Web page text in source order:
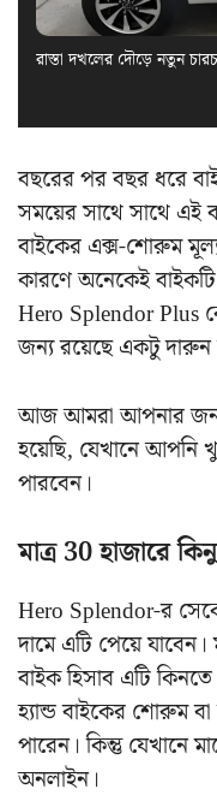
রাস্তা দখলের দৌড়ে নতুন
বছরের পর বছর ধরে
সময়ের সাথে সাথে এই
বাইকের এক্স-শোরুম
কারণে অনেকেই
Hero Splendor Plus
জন্য রয়েছে একটু
আজ আমরা আপনার
হয়েছি, যেখানে আপনি
পারবেন।
মাত্র 30 হাজারে
Hero Splendor-র
দামে এটি পেয়ে
বাইক হিসাব এটি
হ্যান্ড বাইকের শোরুম
পারেন। কিন্তু যেখানে
অনলাইন।